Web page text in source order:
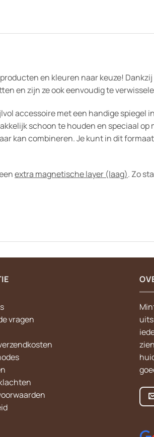
en kleuren naar keuze!
en zijn ze ook eenvoudig te
accessoire met een handige spiegel
schoon te houden en speciaal op
kan combineren. Je kunt in dit
extra magnetische layer (laag). Zo
vragen